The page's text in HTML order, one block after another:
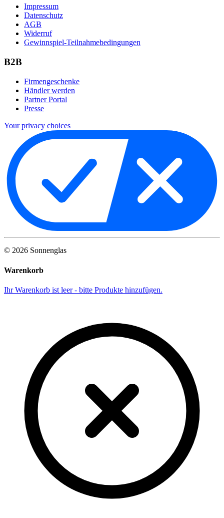
Impressum
Datenschutz
AGB
Widerruf
Gewinnspiel-Teilnahmebedingungen
B2B
Firmengeschenke
Händler werden
Partner Portal
Presse
Your privacy choices
© 2026 Sonnenglas
Warenkorb
Ihr Warenkorb ist leer - bitte Produkte hinzufügen.